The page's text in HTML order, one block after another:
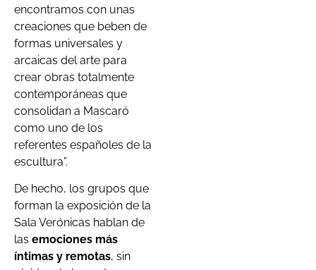
encontramos con unas
creaciones que beben de
formas universales y
arcaicas del arte para
crear obras totalmente
contemporáneas que
consolidan a Mascaró
como uno de los
referentes españoles de la
escultura”.
De hecho, los grupos que
forman la exposición de la
Sala Verónicas hablan de
las emociones más
íntimas y remotas, sin